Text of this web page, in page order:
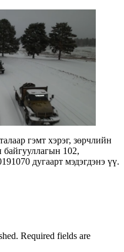
гэмт хэрэг, зөрчлийн
байгууллагын 102,
дугаарт мэдэгдэнэ үү.
Required fields are